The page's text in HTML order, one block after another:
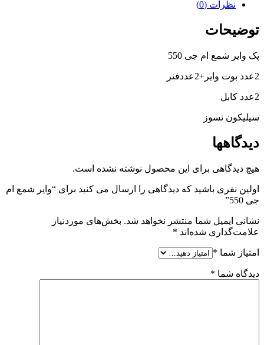
نظرات (0)
توضیحات
پک وایر شمع ام جی 550
2عدد بوت وایر+2عددفنر
2عدد کابل
سیلیکون نسوز
دیدگاهها
هیچ دیدگاهی برای این محصول نوشته نشده است.
اولین نفری باشید که دیدگاهی را ارسال می کنید برای “وایر شمع ام
جی 550”
نشانی ایمیل شما منتشر نخواهد شد. بخش‌های موردنیاز
علامت‌گذاری شده‌اند *
امتیاز شما *
دیدگاه شما *